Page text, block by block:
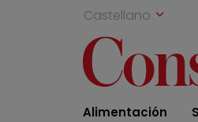
Castellano
Alimentación